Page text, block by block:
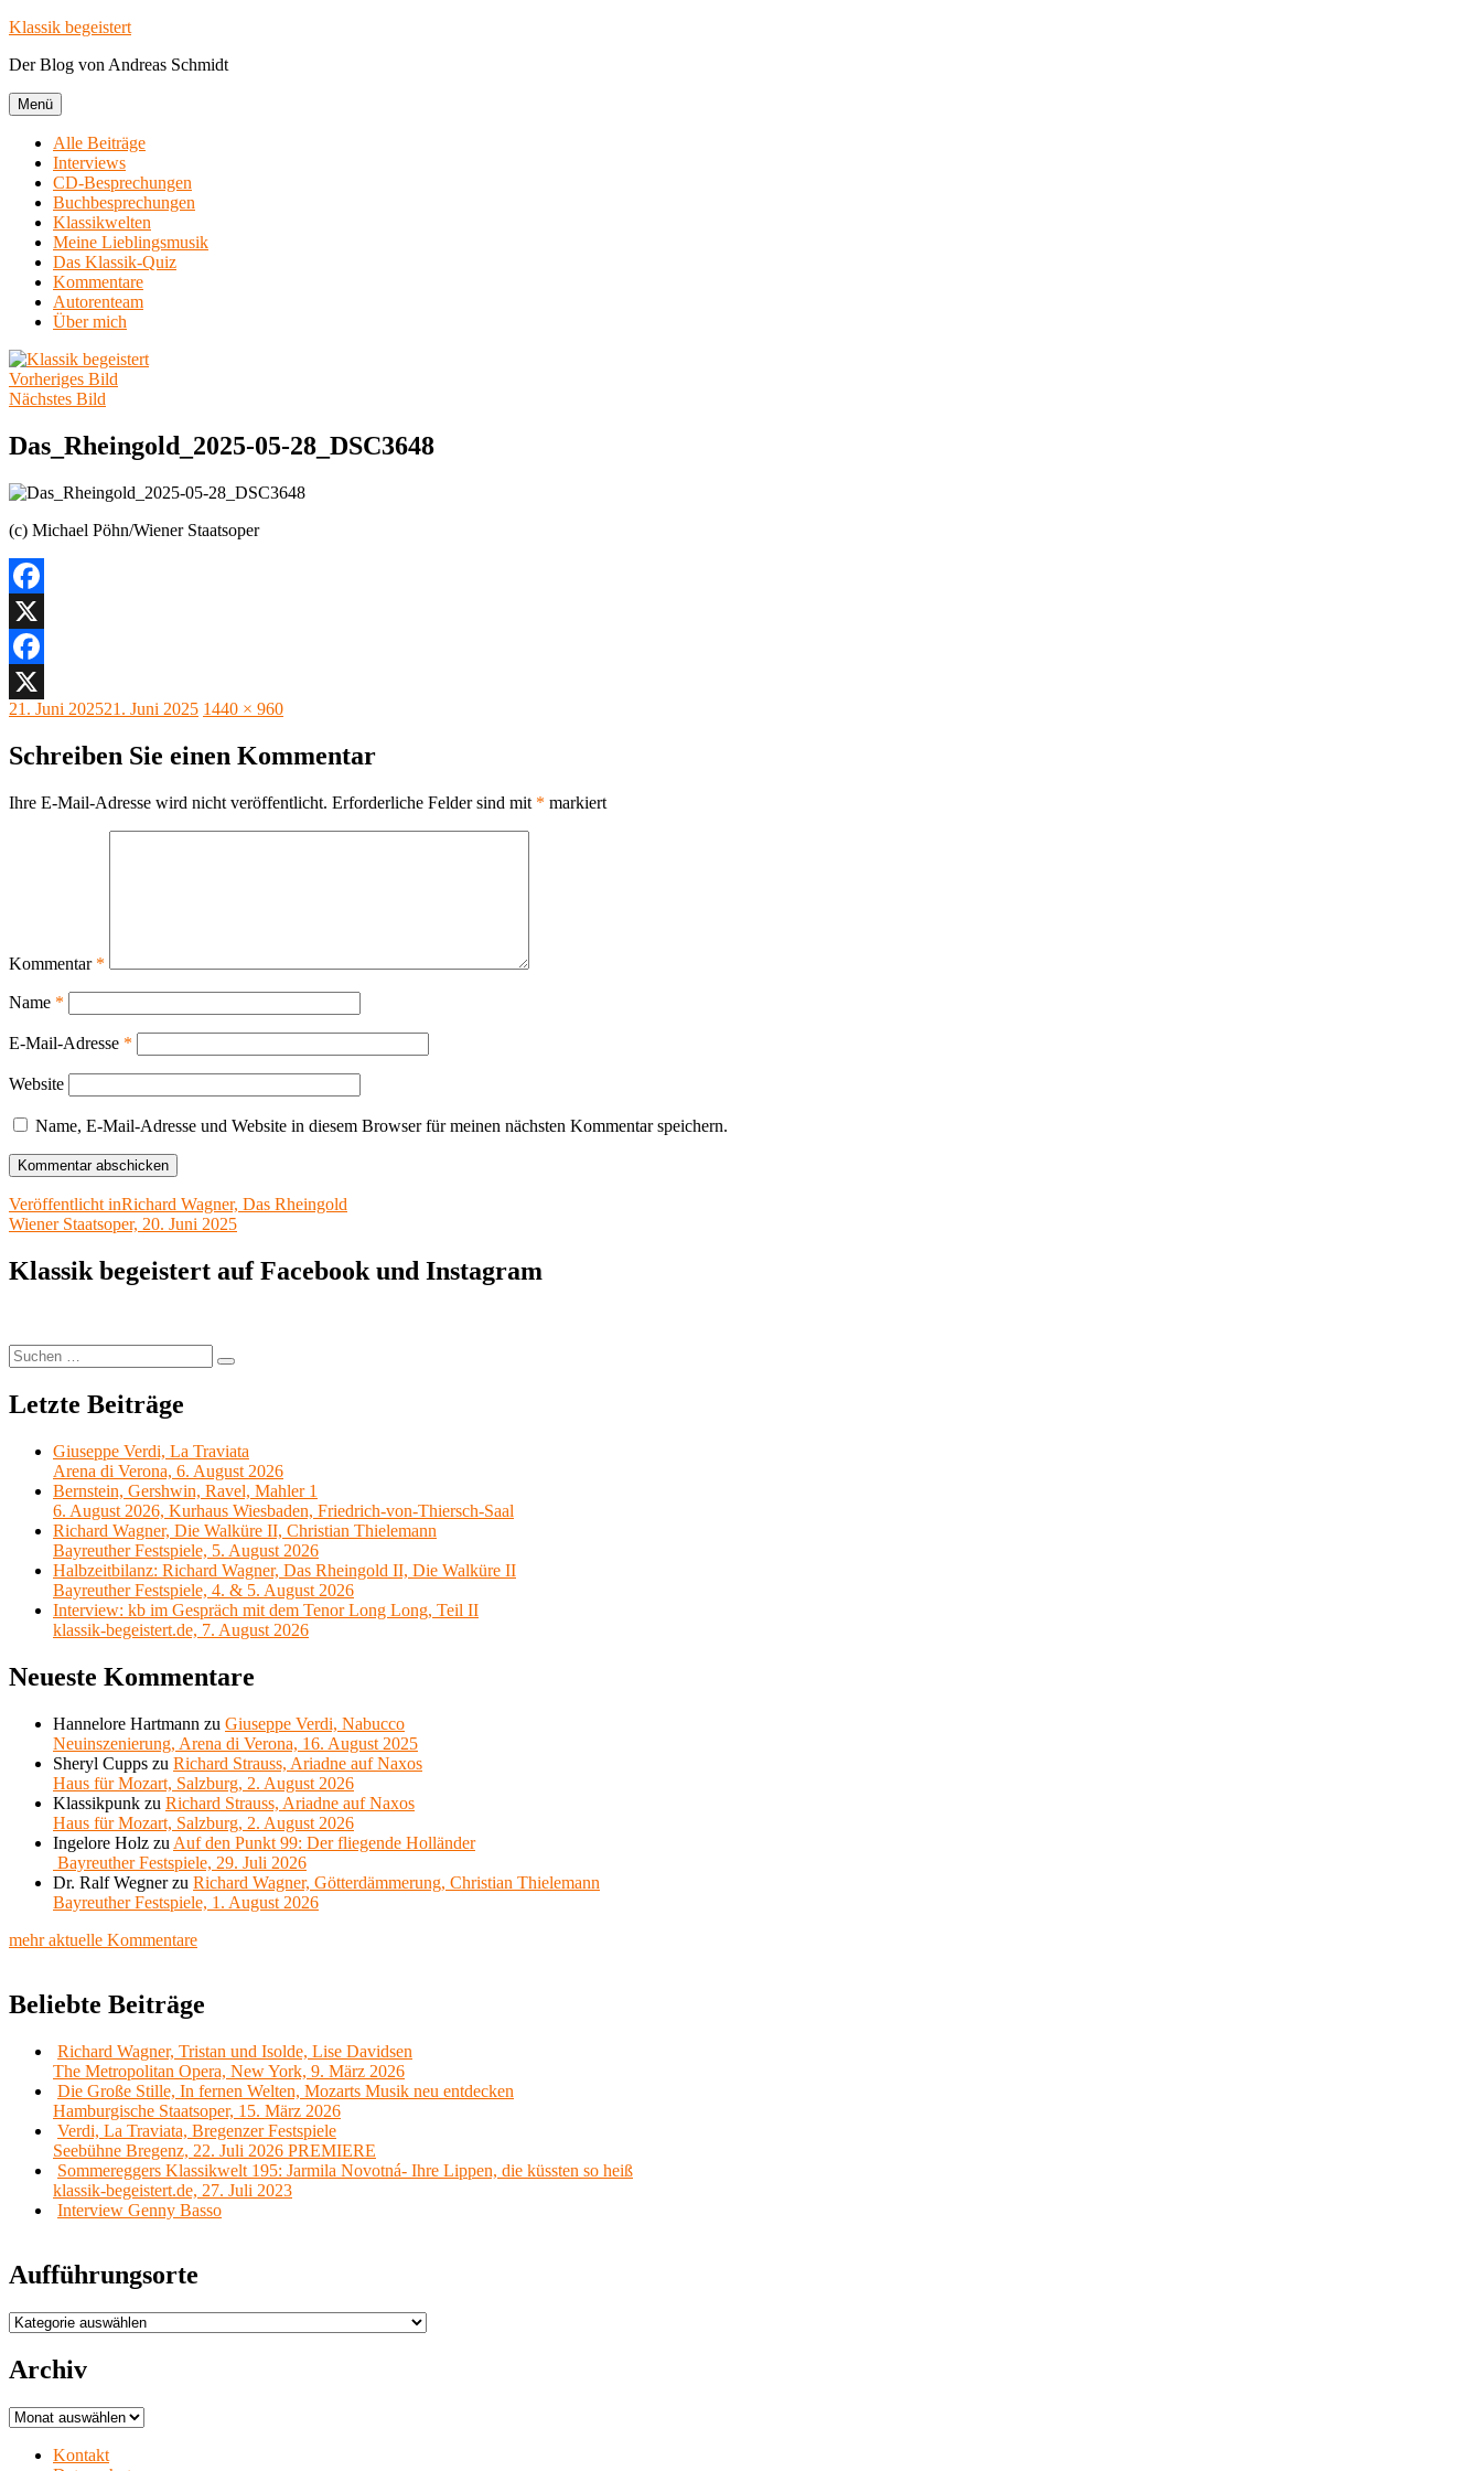
Zum
springen
Klassik begeistert
Der Blog von Andreas Schmidt
Menü
Alle Beiträge
Interviews
CD-Besprechungen
Buchbesprechungen
Klassikwelten
Meine Lieblingsmusik
Das Klassik-Quiz
Kommentare
Autorenteam
Über mich
Vorheriges Bild
Nächstes Bild
Das_Rheingold_2025-05-28_DSC3648
(c) Michael Pöhn/Wiener Staatsoper
Facebook
X
Facebook
X
Veröffentlicht
21. Juni 202521. Juni 2025 Originalgröße
1440 × 960
Schreiben Sie einen Kommentar
Ihre E-Mail-Adresse wird nicht veröffentlicht. Erforderliche Felder sind mit * markiert
Kommentar *
Name *
E-Mail-Adresse *
Website
Name, E-Mail-Adresse und Website in diesem Browser für meinen nächsten Kommentar speichern.
Beitragsnavigation
Veröffentlicht inRichard Wagner, Das Rheingold
Wiener Staatsoper, 20. Juni 2025
Klassik begeistert auf Facebook und Instagram
Suchen
nach:
Suchen
Letzte Beiträge
Giuseppe Verdi, La Traviata
Arena di Verona, 6. August 2026
Bernstein, Gershwin, Ravel, Mahler 1
6. August 2026, Kurhaus Wiesbaden, Friedrich-von-Thiersch-Saal
Richard Wagner, Die Walküre II, Christian Thielemann
Bayreuther Festspiele, 5. August 2026
Halbzeitbilanz: Richard Wagner, Das Rheingold II, Die Walküre II
Bayreuther Festspiele, 4. & 5. August 2026
Interview: kb im Gespräch mit dem Tenor Long Long, Teil II
klassik-begeistert.de, 7. August 2026
Neueste Kommentare
Hannelore Hartmann zu Giuseppe Verdi, Nabucco
Neuinszenierung, Arena di Verona, 16. August 2025
Sheryl Cupps zu Richard Strauss, Ariadne auf Naxos
Haus für Mozart, Salzburg, 2. August 2026
Klassikpunk zu Richard Strauss, Ariadne auf Naxos
Haus für Mozart, Salzburg, 2. August 2026
Ingelore Holz zu Auf den Punkt 99: Der fliegende Holländer
Bayreuther Festspiele, 29. Juli 2026
Dr. Ralf Wegnerzu Richard Wagner, Götterdämmerung, Christian Thielemann
Bayreuther Festspiele, 1. August 2026
mehr aktuelle Kommentare
Beliebte Beiträge
Richard Wagner, Tristan und Isolde, Lise Davidsen
The Metropolitan Opera, New York, 9. März 2026
Die Große Stille, In fernen Welten, Mozarts Musik neu entdecken
Hamburgische Staatsoper, 15. März 2026
Verdi, La Traviata, Bregenzer Festspiele
Seebühne Bregenz, 22. Juli 2026 PREMIERE
Sommereggers Klassikwelt 195: Jarmila Novotná- Ihre Lippen, die küssten so heiß
klassik-begeistert.de, 27. Juli 2023
Interview Genny Basso
Aufführungsorte
Aufführungsorte
Archiv
Archiv
Kontakt